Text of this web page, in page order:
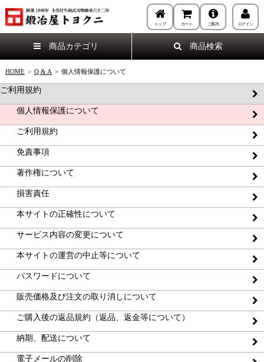
トップ カート ご案内 ログイン
商品カテゴリ 商品検索
HOME > Q & A > 個人情報保護について
ご利用規約
個人情報保護について
ご利用規約
免責事項
著作権について
損害責任
本サイトの正確性について
サービス内容の変更について
本サイトの運営の中止等について
パスワードについて
販売価格及び注文の取り消しについて
ご購入後の返品規約（返品、返金等について）
納期、配送について
電子メールの削除